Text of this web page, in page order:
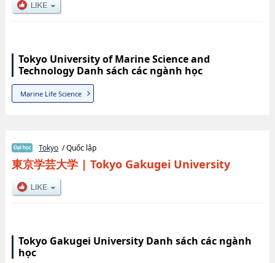
Tokyo University of Marine Science and
Technology Danh sách các ngành học
Marine Life Science
Tokyo / Quốc lập
東京学芸大学| Tokyo Gakugei University
Tokyo Gakugei University Danh sách các ngành
học